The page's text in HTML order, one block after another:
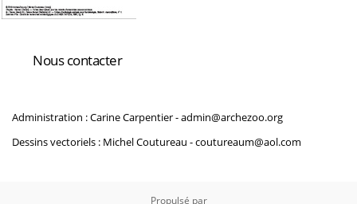
Nous contacter
Administration : Carine Carpentier -admin@archezoo.org
Dessins vectoriels : Michel Coutureau -coutureaum@aol.com
Propulsé par